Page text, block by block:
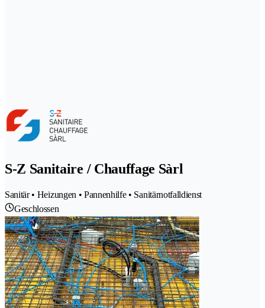
S-Z Sanitaire / Chauffage Sàrl
Sanitär • Heizungen • Pannenhilfe • Sanitärnotfalldienst
Geschlossen